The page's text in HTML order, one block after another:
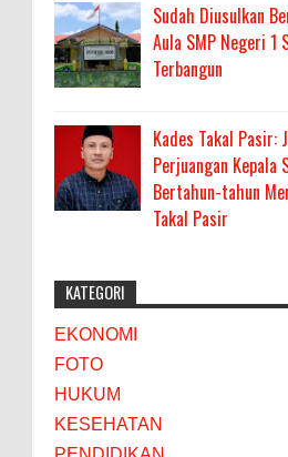
Sudah Diusulkan
Aula SMP Negeri 1
Terbangun
Kades Takal Pasir:
Perjuangan Kepala
Bertahun-tahun
Takal Pasir
KATEGORI
EKONOMI
FOTO
HUKUM
KESEHATAN